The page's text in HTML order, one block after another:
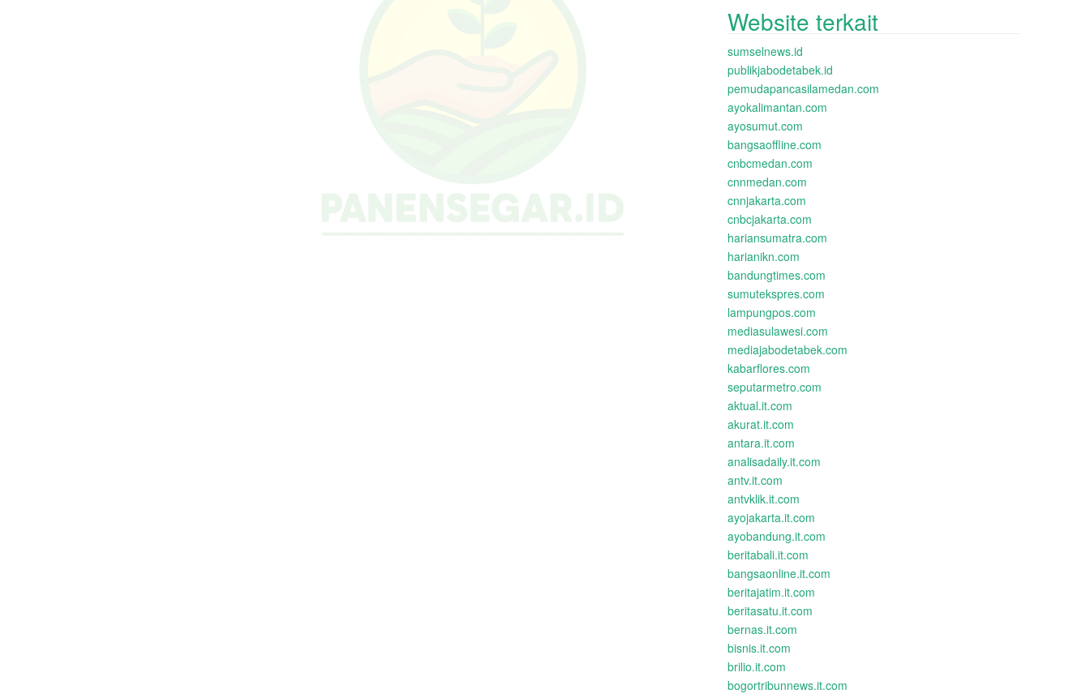
Website terkait
sumselnews.id
publikjabodetabek.id
pemudapancasilamedan.com
ayokalimantan.com
ayosumut.com
bangsaoffline.com
cnbcmedan.com
cnnmedan.com
cnnjakarta.com
cnbcjakarta.com
hariansumatra.com
harianikn.com
bandungtimes.com
sumutekspres.com
lampungpos.com
mediasulawesi.com
mediajabodetabek.com
kabarflores.com
seputarmetro.com
aktual.it.com
akurat.it.com
antara.it.com
analisadaily.it.com
antv.it.com
antvklik.it.com
ayojakarta.it.com
ayobandung.it.com
beritabali.it.com
bangsaonline.it.com
beritajatim.it.com
beritasatu.it.com
bernas.it.com
bisnis.it.com
brilio.it.com
bogortribunnews.it.com